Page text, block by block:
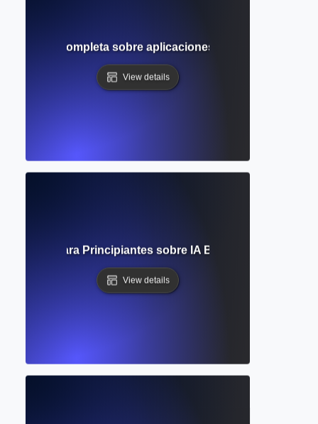
Guía completa sobre aplicaciones creativas y
View details
Guía para Principiantes sobre IA Basada en Datos y
View details